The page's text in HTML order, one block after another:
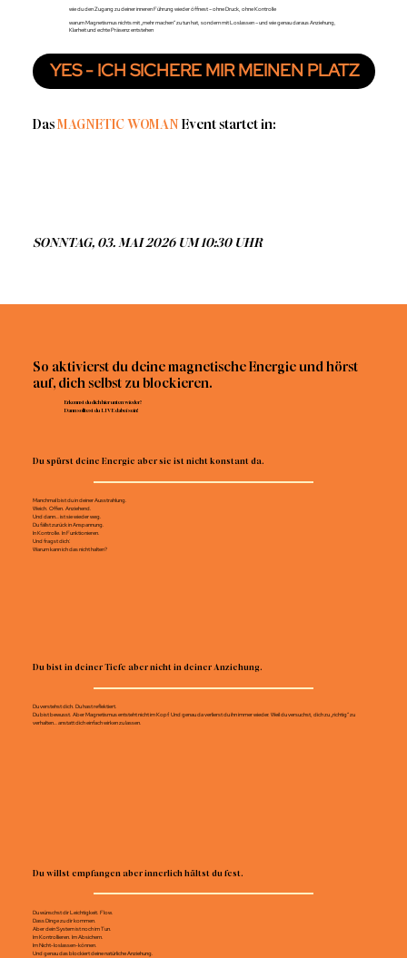
wie du den Zugang zu deiner inneren Führung wieder öffnest – ohne Druck, ohne Kontrolle
warum Magnetismus nichts mit „mehr machen“ zu tun hat, sondern mit Loslassen – und wie genau daraus Anziehung,
Klarheit und echte Präsenz entstehen
YES - ICH SICHERE MIR MEINEN PLATZ
DasMAGNETIC WOMAN Event startet in:
SONNTAG, 03. MAI 2026 UM 10:30 UHR
So aktivierst du deine magnetische Energie und hörst
auf, dich selbst zu blockieren.
Erkennst du dich hier unten wieder?
Dann solltest du LIVE dabei sein!
Du spürst deine Energie aber sie ist nicht konstant da.
Manchmal bist du in deiner Ausstrahlung.
Weich. Offen. Anziehend.
Und dann… ist sie wieder weg.
Du fällst zurück in Anspannung.
In Kontrolle. In Funktionieren.
Und fragst dich:
Warum kann ich das nicht halten?
Du bist in deiner Tiefe aber nicht in deiner Anziehung.
Du verstehst dich. Du hast reflektiert.
Du bist bewusst. Aber Magnetismus entsteht nicht im Kopf. Und genau da verlierst du ihn immer wieder. Weil du versuchst, dich zu „richtig“ zu
verhalten… anstatt dich einfach wirken zu lassen.
Du willst empfangen aber innerlich hältst du fest.
Du wünschst dir Leichtigkeit. Flow.
Dass Dinge zu dir kommen.
Aber dein System ist noch im Tun.
Im Kontrollieren. Im Absichern.
Im Nicht-loslassen-können.
Und genau das blockiert deine natürliche Anziehung.